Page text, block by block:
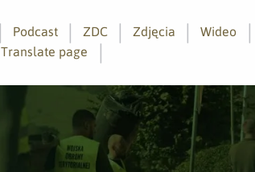
Podcast ZDC Zdjęcia Wideo
Translate page